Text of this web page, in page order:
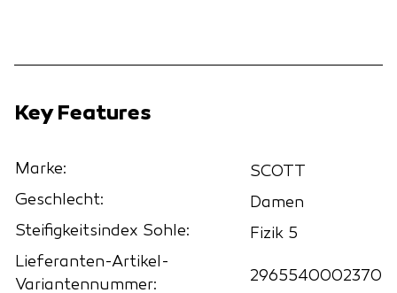
Key Features
Marke:
SCOTT
Geschlecht:
Damen
Steifigkeitsindex Sohle:
Fizik 5
Lieferanten-Artikel-
Variantennummer:
2965540002370